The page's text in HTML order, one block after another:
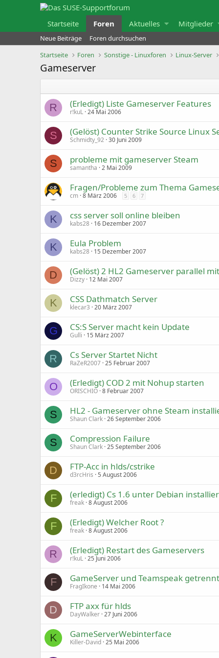
Startseite Foren Aktuelles Mitglieder
Neue Beiträge
Foren durchsuchen
Startseite
Foren Sonstige - Linuxforen Linux-Server
Gameserver
R (Erledigt) Liste Gameserver Features
r!kuL 24 Mai 2006
S (Gelöst) Counter Strike Source Linux
Schmidty_92 30 Juni 2009
S probleme mit gameserver Steam
samantha 2 Mai 2009
Fragen/Probleme zum Thema
cm 8 März 2006 5 6 7
K css server soll online bleiben
kabs28 16 Dezember 2007
K Eula Problem
kabs28 15 Dezember 2007
D (Gelöst) 2 HL2 Gameserver parallel
Dizzy 12 Mai 2007
K CSS Dathmatch Server
klecar3 20 März 2007
G CS:S Server macht kein Update
Gulli 15 März 2007
R Cs Server Startet Nicht
RaZeR2007 25 Februar 2007
O (Erledigt) COD 2 mit Nohup starten
ORISCHIO 8 Februar 2007
S HL2 - Gameserver ohne Steam
Shaun Clark 26 September 2006
S Compression Failure
Shaun Clark 25 September 2006
D FTP-Acc in hlds/cstrike
d3rcHris 5 August 2006
F (erledigt) Cs 1.6 unter Debian
freak 8 August 2006
F (Erledigt) Welcher Root ?
freak 8 August 2006
R (Erledigt) Restart des Gameservers
r!kuL 25 Juni 2006
F GameServer und Teamspeak
FragIkone 14 Mai 2006
D FTP axx für hlds
DayWalker 27 Juni 2006
K GameServerWebinterface
Killer-David 25 Mai 2006